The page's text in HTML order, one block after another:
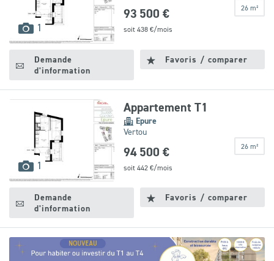
1 images
disponibles
26 m²
93 500 €
soit 438€/mois
Demande
d'information
Favoris / comparer
1 images
disponibles
Appartement T1
Epure
Vertou
26 m²
94 500 €
soit 442€/mois
Demande
d'information
Favoris / comparer